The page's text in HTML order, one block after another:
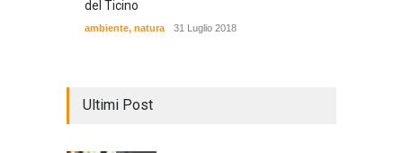
del Ticino
ambiente, natura 31 Luglio 2018
Ultimi Post